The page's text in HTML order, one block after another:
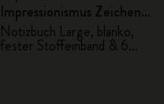
Impressionismus Zeichen-
Geschenkbox
Notizbuch Large, blanko,
fester Stoffeinband & 6